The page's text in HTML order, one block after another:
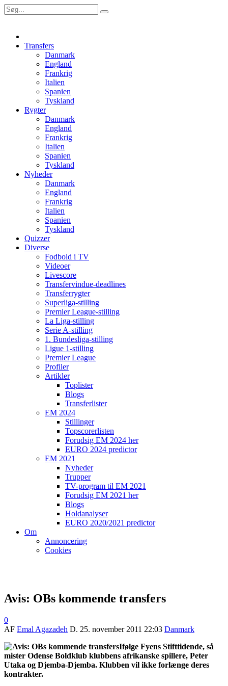
Transfers
Danmark
England
Frankrig
Italien
Spanien
Tyskland
Rygter
Danmark
England
Frankrig
Italien
Spanien
Tyskland
Nyheder
Danmark
England
Frankrig
Italien
Spanien
Tyskland
Quizzer
Diverse
Fodbold i TV
Videoer
Livescore
Transfervindue-deadlines
Transferrygter
Superliga-stilling
Premier League-stilling
La Liga-stilling
Serie A-stilling
1. Bundesliga-stilling
Ligue 1-stilling
Premier League
Profiler
Artikler
Toplister
Blogs
Transferlister
EM 2024
Stillinger
Topscorerlisten
Forudsig EM 2024 her
EURO 2024 predictor
EM 2021
Nyheder
Trupper
TV-program til EM 2021
Forudsig EM 2021 her
Blogs
Holdanalyser
EURO 2020/2021 predictor
Om
Annoncering
Cookies
Avis: OBs kommende transfers
0
AF Emal Agazadeh D. 25. november 2011 22:03 Danmark
Ifølge Fyens Stifttidende, så
mister Odense Boldklub klubbens afrikanske spillere, Peter
Utaka og Djemba-Djemba. Klubben vil ikke forlænge deres
kontrakter.